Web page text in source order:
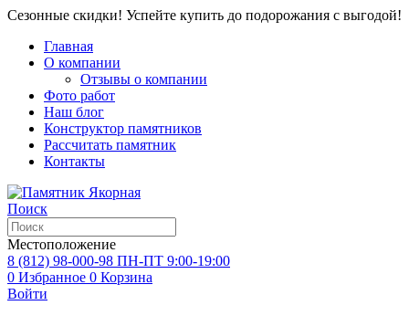
Сезонные скидки! Успейте купить до подорожания с выгодой!
Главная
О компании
Отзывы о компании
Фото работ
Наш блог
Конструктор памятников
Рассчитать памятник
Контакты
Поиск
Местоположение
8 (812) 98-000-98 ПН-ПТ 9:00-19:00
0 Избранное 0 Корзина
Войти